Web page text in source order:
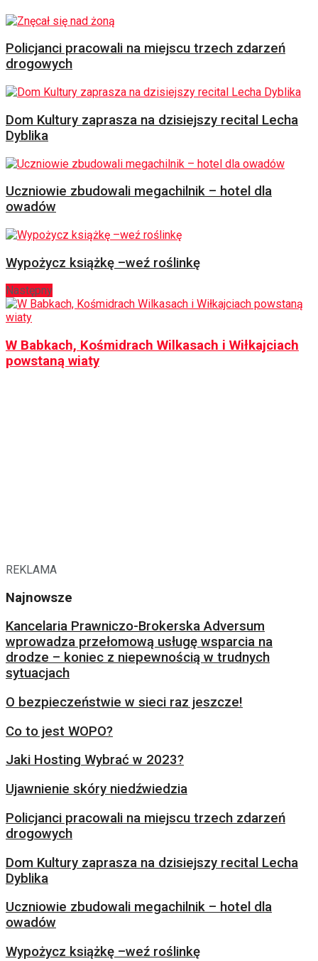
Policjanci pracowali na miejscu trzech zdarzeń
drogowych
Dom Kultury zaprasza na dzisiejszy recital Lecha
Dyblika
Uczniowie zbudowali megachilnik – hotel dla
owadów
Wypożycz książkę –weź roślinkę
Następny
W Babkach, Kośmidrach Wilkasach i Wiłkajciach
powstaną wiaty
REKLAMA
Najnowsze
Kancelaria Prawniczo-Brokerska Adversum
wprowadza przełomową usługę wsparcia na
drodze – koniec z niepewnością w trudnych
sytuacjach
O bezpieczeństwie w sieci raz jeszcze!
Co to jest WOPO?
Jaki Hosting Wybrać w 2023?
Ujawnienie skóry niedźwiedzia
Policjanci pracowali na miejscu trzech zdarzeń
drogowych
Dom Kultury zaprasza na dzisiejszy recital Lecha
Dyblika
Uczniowie zbudowali megachilnik – hotel dla
owadów
Wypożycz książkę –weź roślinkę